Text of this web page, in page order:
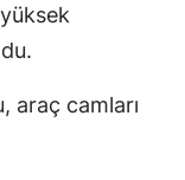
Diyarbakır
Elazığ
araç camları